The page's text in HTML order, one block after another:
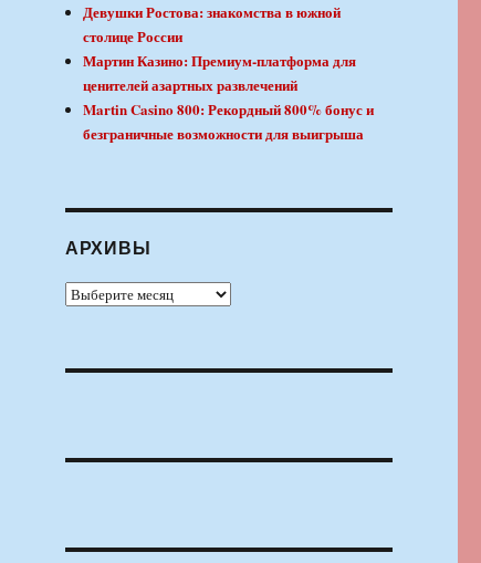
Девушки Ростова: знакомства в южной
столице России
Мартин Казино: Премиум-платформа для
ценителей азартных развлечений
Martin Casino 800: Рекордный 800% бонус и
безграничные возможности для выигрыша
АРХИВЫ
Архивы